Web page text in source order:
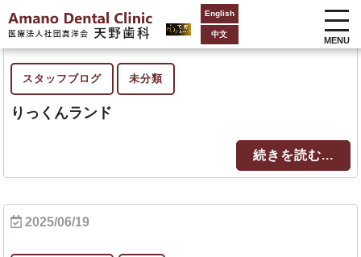
English
中文
MENU
2025/06/23
スタッフブログ 未分類
りっくんランド
続きを読む...
2025/06/19